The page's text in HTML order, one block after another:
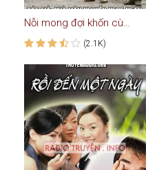
Nỗi mong đợi khốn cùng
(2.1K)